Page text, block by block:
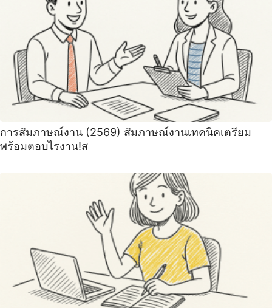
การสัมภาษณ์งาน (2569) สัมภาษณ์งานเทคนิคเตรียม
พร้อมตอบไรงาน!ส